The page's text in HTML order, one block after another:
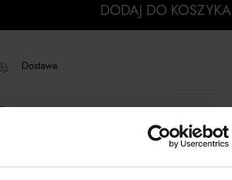
DODAJ DO KOSZYKA
Dostawa